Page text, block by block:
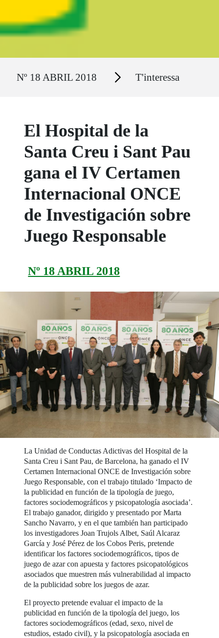
Nº 18 ABRIL 2018 Secciones T'interessa
El Hospital de la
Santa Creu i Sant Pau
gana el IV Certamen
Internacional ONCE
de Investigación sobre
Juego Responsable
Nº 18 ABRIL 2018
La Unidad de Conductas Adictivas del Hospital de la
Santa Creu i Sant Pau, de Barcelona, ha ganado el IV
Certamen Internacional ONCE de Investigación sobre
Juego Responsable, con el trabajo titulado ‘Impacto de
la publicidad en función de la tipología de juego,
factores sociodemográficos y psicopatología asociada’.
El trabajo ganador, dirigido y presentado por Marta
Sancho Navarro, y en el que también han participado
los investigadores Joan Trujols Albet, Saúl Alcaraz
García y José Pérez de los Cobos Peris, pretende
identificar los factores sociodemográficos, tipos de
juego de azar con apuesta y factores psicopatológicos
asociados que muestren más vulnerabilidad al impacto
de la publicidad sobre los juegos de azar.
El proyecto pretende evaluar el impacto de la
publicidad en función de la tipología del juego, los
factores sociodemográficos (edad, sexo, nivel de
estudios, estado civil), y la psicopatología asociada en